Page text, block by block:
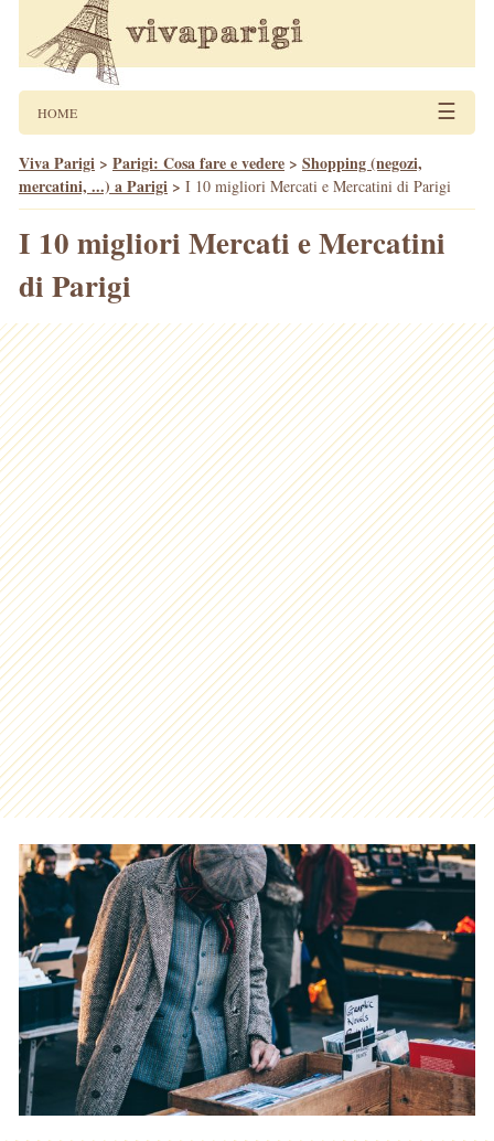
HOME ☰
Viva Parigi > Parigi: Cosa fare e vedere > Shopping (negozi,
mercatini, ...) a Parigi > I 10 migliori Mercati e Mercatini di Parigi
I 10 migliori Mercati e Mercatini
di Parigi